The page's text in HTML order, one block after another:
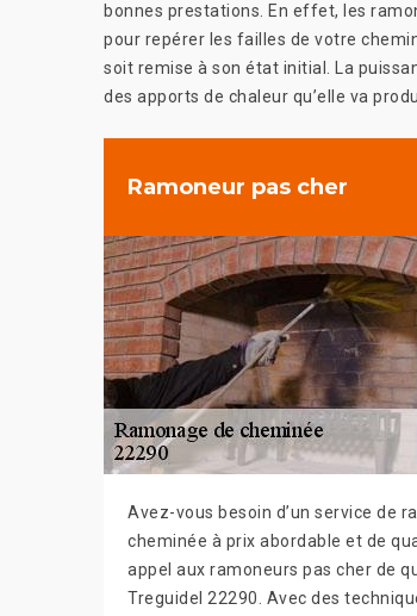
bonnes prestations. En effet, les
pour repérer les failles de votre
soit remise à son état initial. La
des apports de chaleur qu’elle va
Ramoneur pas cher
Avez-vous besoin d’un service de
cheminée à prix abordable et de
appel aux ramoneurs pas cher de
Treguidel 22290. Avec des